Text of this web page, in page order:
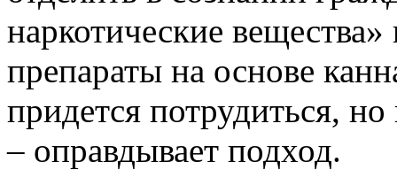
наркотические
препараты на основе
придется потрудиться,
– оправдывает подход.